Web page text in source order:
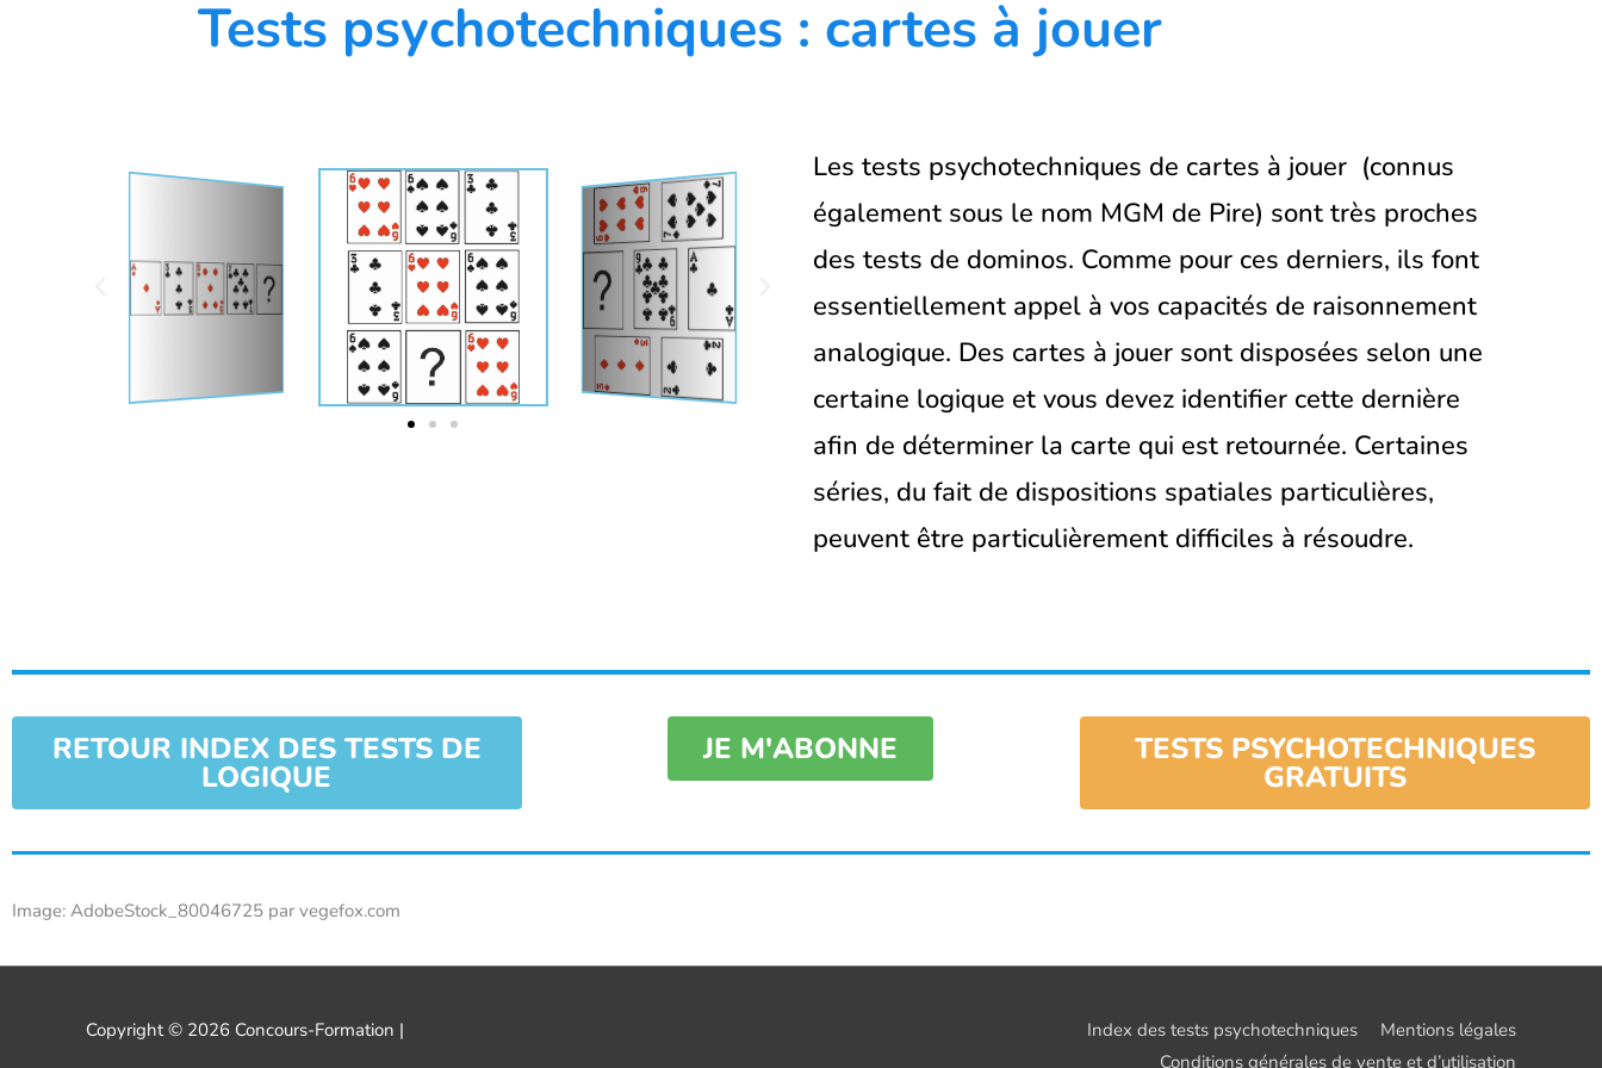
Tests psychotechniques : cartes à jouer
Les tests psychotechniques de cartes à jouer (connus
également sous le nom MGM de Pire) sont très proches
des tests de dominos. Comme pour ces derniers, ils font
essentiellement appel à vos capacités de raisonnement
analogique. Des cartes à jouer sont disposées selon une
certaine logique et vous devez identifier cette dernière
afin de déterminer la carte qui est retournée. Certaines
séries, du fait de dispositions spatiales particulières,
peuvent être particulièrement difficiles à résoudre.
RETOUR INDEX DES TESTS DE
LOGIQUE
JE M'ABONNE TESTS PSYCHOTECHNIQUES
GRATUITS
Image: AdobeStock_80046725 par vegefox.com
Copyright © 2026 Concours-Formation | Index des tests psychotechniques
Mentions légales
Conditions générales de vente et d’utilisation